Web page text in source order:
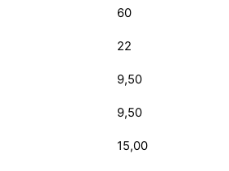
60
22
9,50
9,50
15,00